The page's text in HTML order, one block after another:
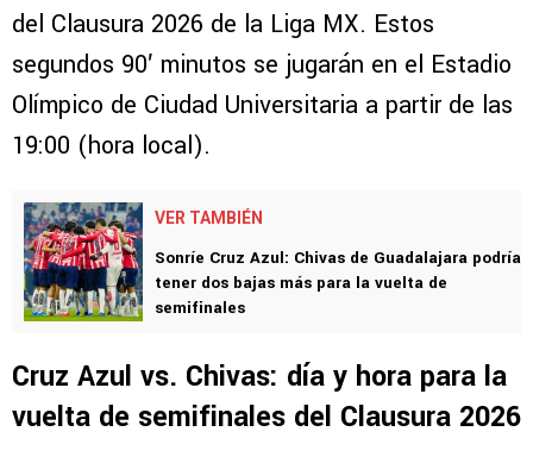
del Clausura 2026 de la Liga MX. Estos
segundos 90′ minutos se jugarán en el Estadio
Olímpico de Ciudad Universitaria a partir de las
19:00 (hora local).
VER TAMBIÉN
Sonríe Cruz Azul: Chivas de Guadalajara podría
tener dos bajas más para la vuelta de
semifinales
Cruz Azul vs. Chivas: día y hora para la
vuelta de semifinales del Clausura 2026